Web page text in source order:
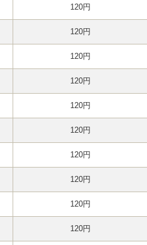
120円
120円
120円
120円
120円
120円
120円
120円
120円
120円